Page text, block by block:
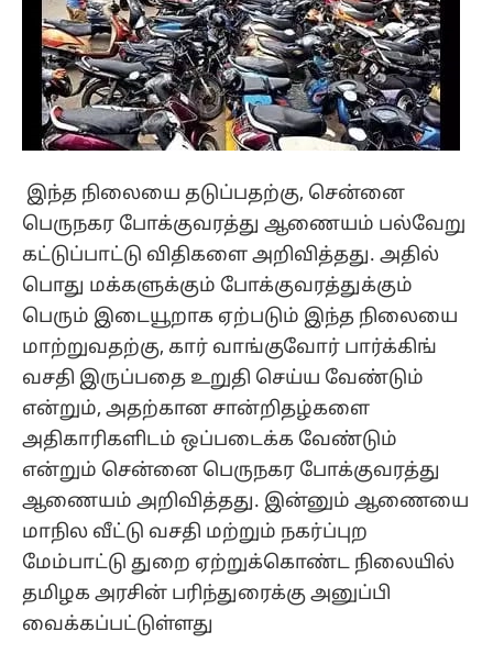
இந்த நிலையை தடுப்பதற்கு, சென்னை
பெருநகர போக்குவரத்து ஆணையம் பல்வேறு
கட்டுப்பாட்டு விதிகளை அறிவித்தது. அதில்
பொது மக்களுக்கும் போக்குவரத்துக்கும்
பெரும் இடையூறாக ஏற்படும் இந்த நிலையை
மாற்றுவதற்கு, கார் வாங்குவோர் பார்க்கிங்
வசதி இருப்பதை உறுதி செய்ய வேண்டும்
என்றும், அதற்கான சான்றிதழ்களை
அதிகாரிகளிடம் ஒப்படைக்க வேண்டும்
என்றும் சென்னை பெருநகர போக்குவரத்து
ஆணையம் அறிவித்தது. இன்னும் ஆணையை
மாநில வீட்டு வசதி மற்றும் நகர்ப்புற
மேம்பாட்டு துறை ஏற்றுக்கொண்ட நிலையில்
தமிழக அரசின் பரிந்துரைக்கு அனுப்பி
வைக்கப்பட்டுள்ளது